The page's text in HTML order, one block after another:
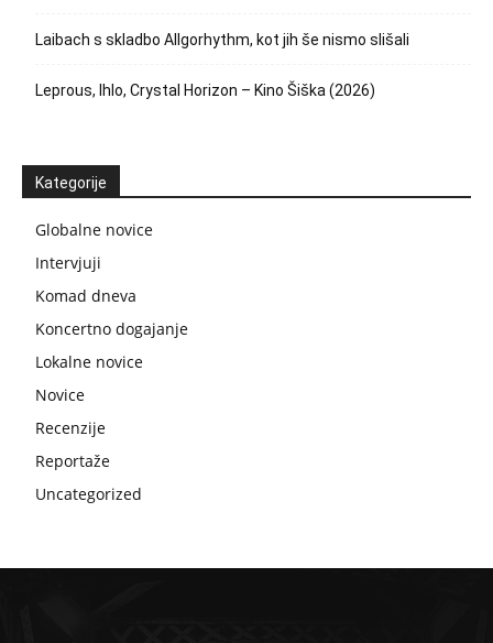
Laibach s skladbo Allgorhythm, kot jih še nismo slišali
Leprous, Ihlo, Crystal Horizon – Kino Šiška (2026)
Kategorije
Globalne novice
Intervjuji
Komad dneva
Koncertno dogajanje
Lokalne novice
Novice
Recenzije
Reportaže
Uncategorized